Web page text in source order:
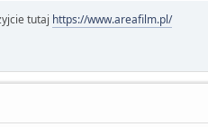
tutaj https://www.areafilm.pl/